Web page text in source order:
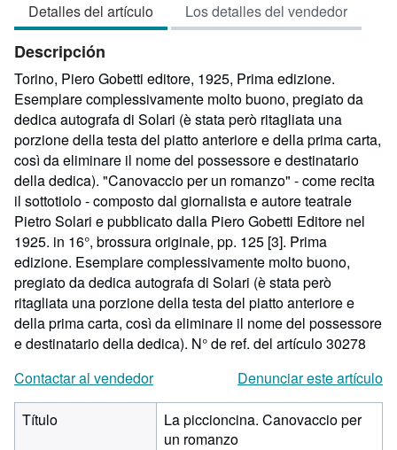
5
estrellas
Detalles del artículo Los detalles del vendedor
Descripción
Torino, Piero Gobetti editore, 1925, Prima edizione.
Esemplare complessivamente molto buono, pregiato da
dedica autografa di Solari (è stata però ritagliata una
porzione della testa del piatto anteriore e della prima carta,
così da eliminare il nome del possessore e destinatario
della dedica). "Canovaccio per un romanzo" - come recita
il sottotiolo - composto dal giornalista e autore teatrale
Pietro Solari e pubblicato dalla Piero Gobetti Editore nel
1925. in 16°, brossura originale, pp. 125 [3]. Prima
edizione. Esemplare complessivamente molto buono,
pregiato da dedica autografa di Solari (è stata però
ritagliata una porzione della testa del piatto anteriore e
della prima carta, così da eliminare il nome del possessore
e destinatario della dedica). N° de ref. del artículo 30278
Contactar al vendedor
Denunciar este artículo
Título
La piccioncina. Canovaccio per
un romanzo